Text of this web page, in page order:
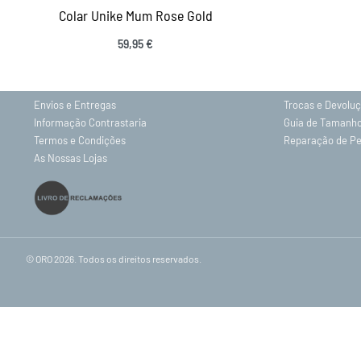
Colar Unike Mum Rose Gold
59,95€
INFORMAÇÕES
Envios e Entregas
Trocas e
Informação Contrastaria
Guia de
Termos e Condições
Reparação de
As Nossas Lojas
© ORO 2026. Todos os direitos reservados.